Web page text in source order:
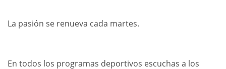
La pasión se renueva cada martes.
En todos los programas deportivos escuchas a los